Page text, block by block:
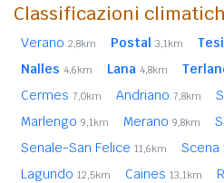
Classificazioni
Verano 2,8km Postal 3,1km
Nalles 4,6km Lana 4,8km
Cermes 7,0km Andriano 7,8km
Marlengo 9,1km Merano 9,8km
Senale-San Felice 11,6km Scena
Lagundo 12,5km Caines 13,1km